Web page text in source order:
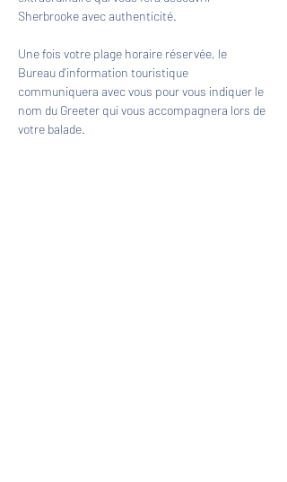
Sherbrooke avec authenticité.
Une fois votre plage horaire réservée, le
Bureau d'information touristique
communiquera avec vous pour vous indiquer le
nom du Greeter qui vous accompagnera lors de
votre balade.